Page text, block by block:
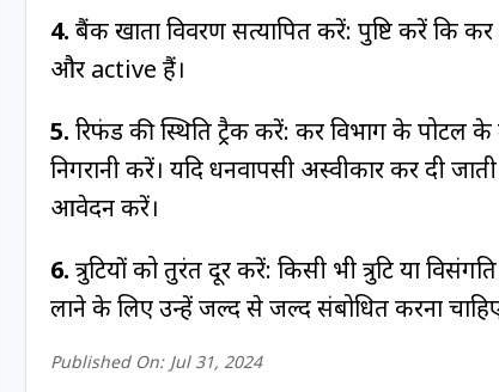
4. बैंक खाता विवरण सत्यापित करें: पुष्टि करें कि
और active हैं।
5. रिफंड की स्थिति ट्रैक करें: कर विभाग के पोर्टल
निगरानी करें। यदि धनवापसी अस्वीकार कर दी
आवेदन करें।
6. त्रुटियों को तुरंत दूर करें: किसी भी त्रुटि या
लाने के लिए उन्हें जल्द से जल्द संबोधित करना
Published On: Jul 31, 2024